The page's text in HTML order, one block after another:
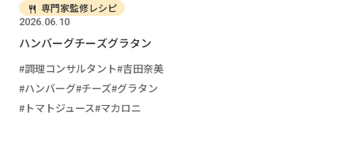
2026.06.10
専門家監修レシピ
ハンバーグチーズグラタン
調理コンサルタント 吉田奈美
ハンバーグ チーズ グラタン
トマトジュース マカロニ